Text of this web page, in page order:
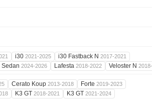
i30 2021-2025 i30 Fastback N 2017-2021
Sedan 2024-2026 Lafesta 2018-2022 Veloster N
Cerato Koup 2013-2018 Forte 2019-2023
K3 GT 2018-2021 K3 GT 2021-2024